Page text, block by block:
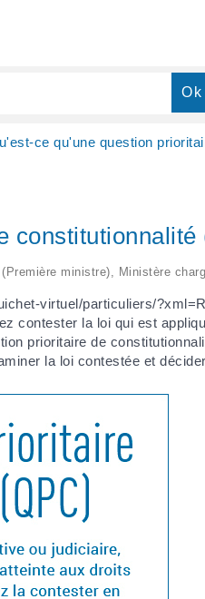
ce qu'une question
constitutionnalité
ministre), Ministère
virtuel/particuliers/
contester la loi qui est
prioritaire de
la loi contestée et